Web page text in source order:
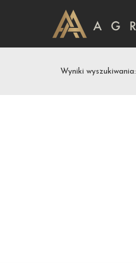
Wyniki wyszukiwania: